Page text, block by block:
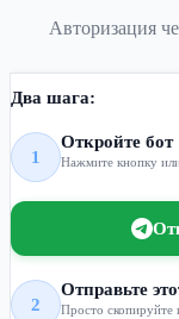
Авторизация
Два шага:
1
Откройте бот
Нажмите кнопку
2
Отправьте
Просто скопируйте